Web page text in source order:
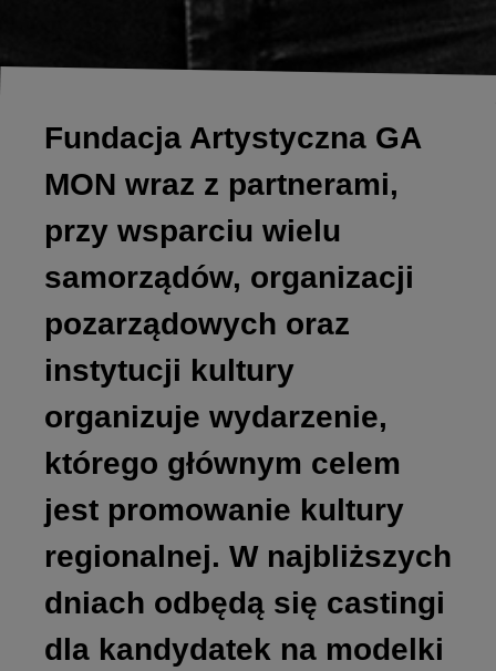
Fundacja Artystyczna GA
MON wraz z partnerami,
przy wsparciu wielu
samorządów, organizacji
pozarządowych oraz
instytucji kultury
organizuje wydarzenie,
którego głównym celem
jest promowanie kultury
regionalnej. W najbliższych
dniach odbędą się castingi
dla kandydatek na modelki